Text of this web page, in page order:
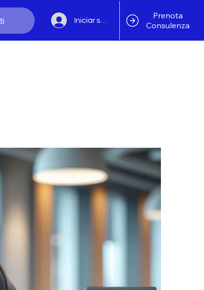
Iniciar sesión
Prenota
Consulenza